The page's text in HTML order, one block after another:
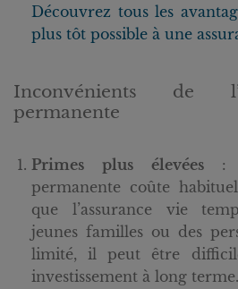
Découvrez tous les
plus tôt possible à une
Inconvénients de
permanente
Primes plus élevées:
permanente coûte
que l’assurance vie
jeunes familles ou des
limité, il peut être
investissement à long terme.